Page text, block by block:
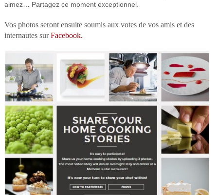
aimez… Partagez ce moment exceptionnel.
Vos photos seront ensuite soumis aux votes de vos amis et des
internautes surFacebook.